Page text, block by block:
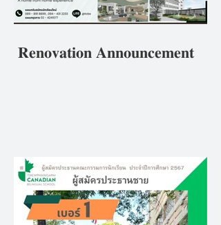
𝐑𝐞𝐧𝐨𝐯𝐚𝐭𝐢𝐨𝐧 𝐀𝐧𝐧𝐨𝐮𝐧𝐜𝐞𝐦𝐞𝐧𝐭